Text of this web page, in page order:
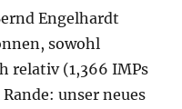
Engelhardt
sowohl
relativ (1,366 IMPs
unser neues